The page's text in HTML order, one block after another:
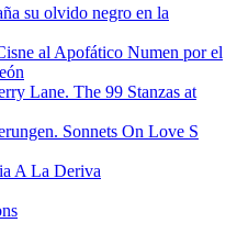
su olvido negro en la
al Apofático Numen por el
Lane. The 99 Stanzas at
Sonnets On Love S
A La Deriva